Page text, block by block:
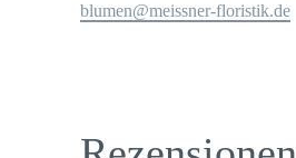
blumen@meissner-floristik.de